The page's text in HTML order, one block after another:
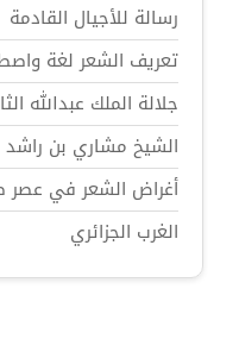
رسالة للأجيال القادمة
تعريف الشعر لغة
جلالة الملك عبدالله
الشيخ مشاري بن
أغراض الشعر في عصر
الغرب الجزائري